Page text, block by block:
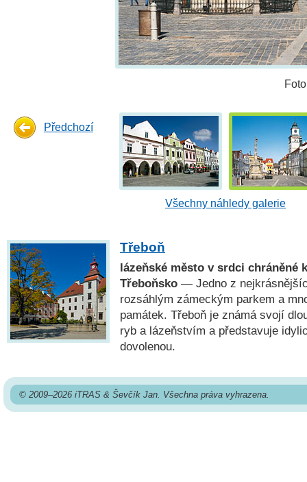
Předchozí
Všechny náhledy galerie
Třeboň
lázeňské město v srdci chráněné
Třeboňsko — Jedno z
rozsáhlým zámeckým parkem a
památek. Třeboň je známá svojí
ryb a lázeňstvím a představuje
dovolenou.
© 2009–2026 iTRAS & Ševčík Jan. Všechna práva vyhrazena.